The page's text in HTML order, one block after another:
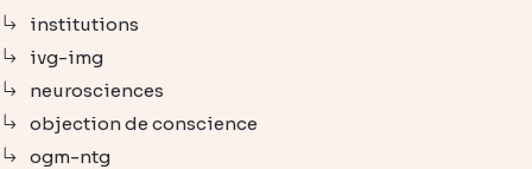
institutions
ivg-img
neurosciences
objection de conscience
ogm-ntg